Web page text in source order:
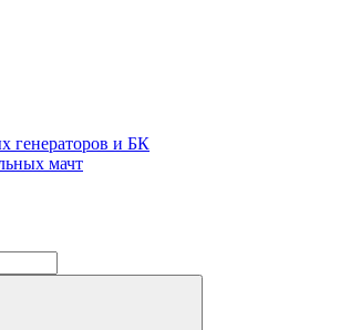
генераторов и БК
мачт